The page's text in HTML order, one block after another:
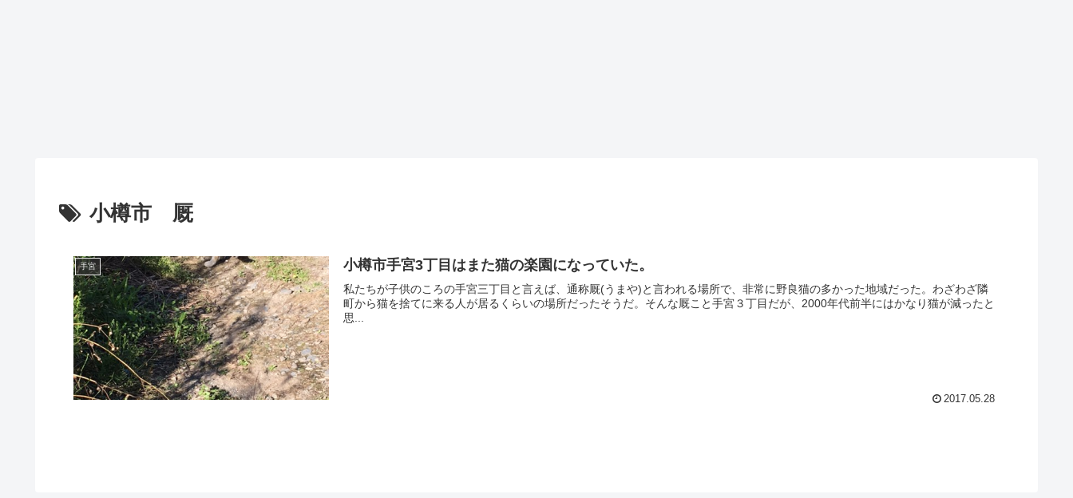
小樽市 厩
手宮 小樽市手宮3丁目はまた猫の楽園になっていた。
私たちが子供のころの手宮三丁目と言えば、通称厩(うまや)と言われる場所で、非常に野良猫の多かった地域だった。わざわざ隣
町から猫を捨てに来る人が居るくらいの場所だったそうだ。そんな厩こと手宮３丁目だが、2000年代前半にはかなり猫が減ったと
思...
2017.05.28